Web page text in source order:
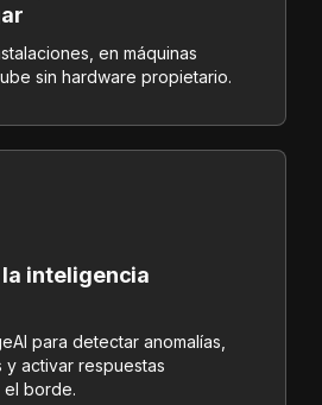
en máquinas
sin hardware propietario.
inteligencia
para detectar anomalías,
activar respuestas
el borde.